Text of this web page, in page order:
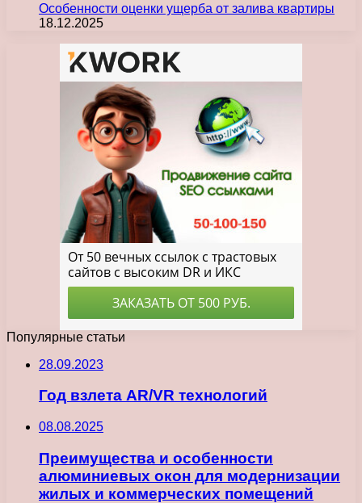
Особенности оценки ущерба от залива квартиры
18.12.2025
Популярные статьи
28.09.2023
Год взлета AR/VR технологий
08.08.2025
Преимущества и особенности
алюминиевых окон для модернизации
жилых и коммерческих помещений